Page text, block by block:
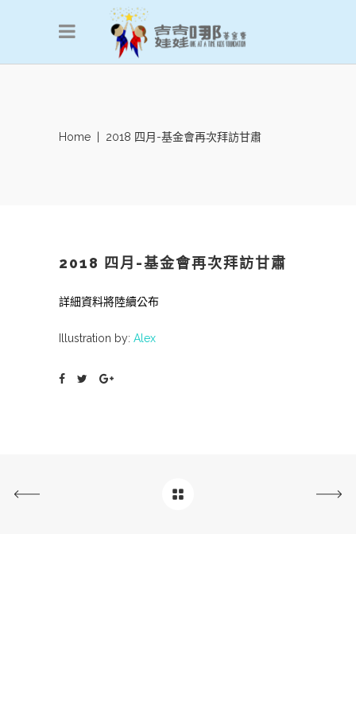
Home 2018 四月-基金會再次拜訪甘肅
2018 四月-基金會再次拜訪甘肅
詳細資料將陸續公布
Illustration by: Alex